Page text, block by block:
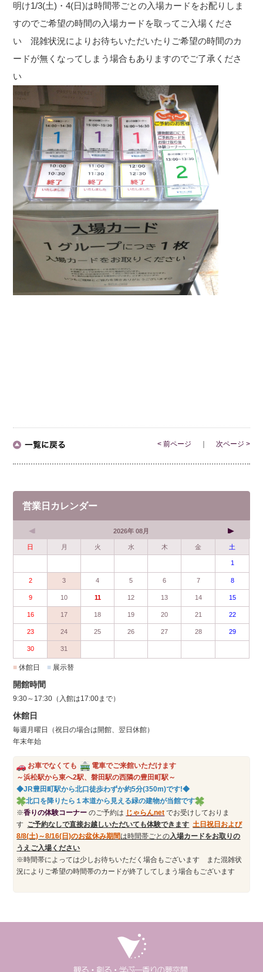
明け1/3(土)・4(日)は時間帯ごとの入場カードをお配りしま
すのでご希望の時間の入場カードを取ってご入場くださ
い 混雑状況によりお待ちいただいたりご希望の時間のカ
ードが無くなってしまう場合もありますのでご了承くださ
い
次ページ >
< 前ページ
営業日カレンダー
2026年 08月
日 月 火 水 木 金 土
1
2 3 4 5 6 7 8
9 10 11 12 13 14 15
16 17 18 19 20 21 22
23 24 25 26 27 28 29
30 31
■ 休館日 ■ 展示替
開館時間
9:30～17:30（入館は17:00まで）
休館日
毎週月曜日（祝日の場合は開館、翌日休館）
年末年始
お車でなくても
電車でご来館いただけます
～浜松駅から東へ2駅、磐田駅の西隣の豊田町駅～
◆JR豊田町駅から北口徒歩わずか約5分(350m)です!◆
北口を降りたら１本道から見える緑の建物が当館です
※香りの体験コーナー のご予約は じゃらんnet でお受けしておりま
す ご予約なしで直接お越しいただいても体験できます 土日祝日および
8/8(土)～8/16(日)のお盆休み期間は時間帯ごとの入場カードをお取りの
うえご入場ください
※時間帯によっては少しお待ちいただく場合もございます また混雑状
況によりご希望の時間帯のカードが終了してしまう場合もございます